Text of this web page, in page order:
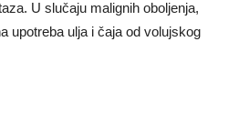
U slučaju malignih oboljenja,
upotreba ulja i čaja od volujskog